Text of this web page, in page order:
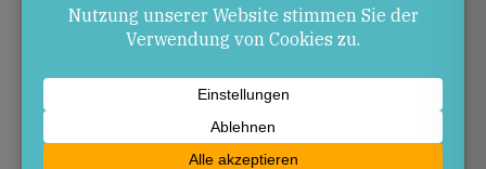
Marc Fuchs: CDU-Landtagskandidat mit klarem
Profil für Sicherheit …
Landtagswahlkampf 2026: Marc Fuchs mit
klarem Profil
Münchner Sicherheitskonferenz 2026:
Überblick und Bedeutung für …
EU-Umweltreformen: Bürokratieabbau versus